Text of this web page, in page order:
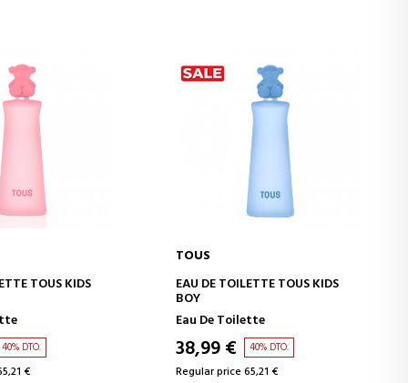
TO CART
TOUS KIDS
40% DTO.
€
ADD TO CART
TOUS
EAU DE TOILETTE TOUS KIDS
BOY
Eau De Toilette
38,99 € 40% DTO.
Regular price 65,21 €